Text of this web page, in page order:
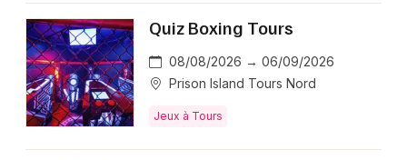
Quiz Boxing Tours
08/08/2026 → 06/09/2026
Prison Island Tours Nord
Jeux à Tours